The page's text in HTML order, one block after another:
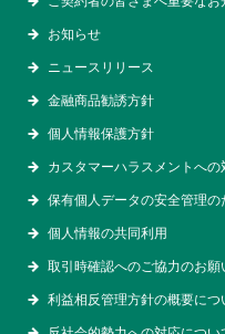
お知らせ
ニュースリリース
金融商品勧誘方針
個人情報保護方針
カスタマーハラスメントへの
保有個人データの安全管理
個人情報の共同利用
取引時確認へのご協力のお願
利益相反管理方針の概要につ